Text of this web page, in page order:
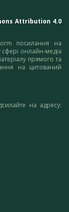
Attribution 4.0
посилання на
сфері онлайн-медіа
прямого та
на цитований
на адресу: